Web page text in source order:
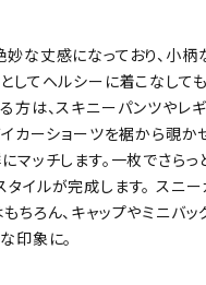
な丈感になっており、小柄
してヘルシーに着こなし
方は、スキニーパンツやレ
イカーショーツを裾から覗か
マッチします。一枚でさらっ
イルが完成します。 スニ
ちろん、キャップやミニバッ
印象に。